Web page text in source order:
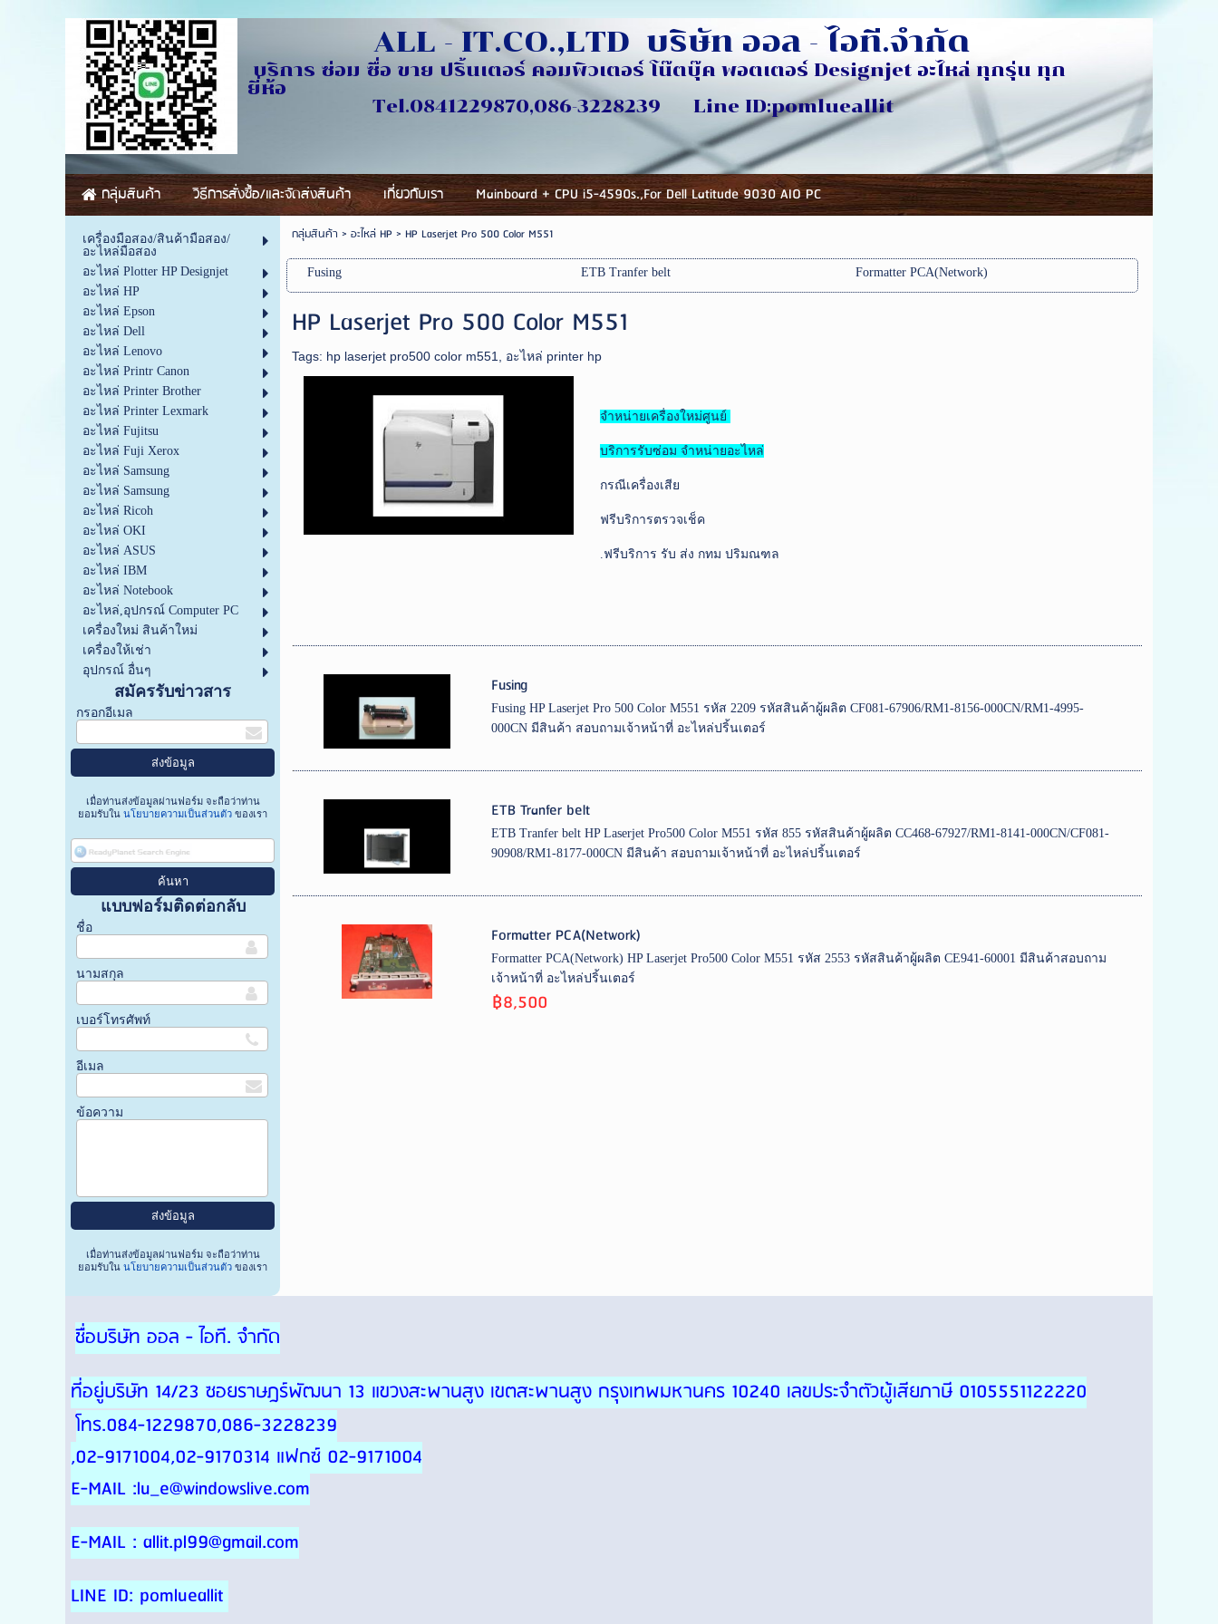
ALL - IT.CO.,LTD บริษัท ออล - ไอที.จำกัด
บริการ ซ่อม ซื่อ ขาย ปริ้นเตอร์ คอมพิวเตอร์ โน๊ตบุ๊ค พอตเตอร์ Designjet อะไหล่ ทุกรุ่น ทุก
ยี่ห้อ
Tel.0841229870,086-3228239 Line ID:pomlueallit
กลุ่มสินค้า วิธีการสั่งซื้อ/และจัดส่งสินค้า เกี่ยวกับเรา Mainboard + CPU i5-4590s.,For Dell Latitude 9030 AIO PC
เครื่องมือสอง/สินค้ามือสอง/
อะไหล่มือสอง
อะไหล่ Plotter HP Designjet
อะไหล่ HP
อะไหล่ Epson
อะไหล่ Dell
อะไหล่ Lenovo
อะไหล่ Printr Canon
อะไหล่ Printer Brother
อะไหล่ Printer Lexmark
อะไหล่ Fujitsu
อะไหล่ Fuji Xerox
อะไหล่ Samsung
อะไหล่ Samsung
อะไหล่ Ricoh
อะไหล่ OKI
อะไหล่ ASUS
อะไหล่ IBM
อะไหล่ Notebook
อะไหล่,อุปกรณ์ Computer PC
เครื่องใหม่ สินค้าใหม่
เครื่องให้เช่า
อุปกรณ์ อื่นๆ
สมัครรับข่าวสาร
กรอกอีเมล
เมื่อท่านส่งข้อมูลผ่านฟอร์ม จะถือว่าท่าน
ยอมรับใน นโยบายความเป็นส่วนตัวของเรา
แบบฟอร์มติดต่อกลับ
ชื่อ
นามสกุล
เบอร์โทรศัพท์
อีเมล
ข้อความ
เมื่อท่านส่งข้อมูลผ่านฟอร์ม จะถือว่าท่าน
ยอมรับใน นโยบายความเป็นส่วนตัวของเรา
กลุ่มสินค้า > อะไหล่ HP> HP Laserjet Pro 500 Color M551
Fusing ETB Tranfer belt Formatter PCA(Network)
HP Laserjet Pro 500 Color M551
Tags: hp laserjet pro500 color m551 อะไหล่ printer hp
จำหน่ายเครื่องใหม่ศูนย์
บริการรับซ่อม จำหน่ายอะไหล่
กรณีเครื่องเสีย
ฟรีบริการตรวจเช็ค
.ฟรีบริการ รับ ส่ง กทม ปริมณฑล
Fusing
Fusing HP Laserjet Pro 500 Color M551 รหัส 2209 รหัสสินค้าผู้ผลิต CF081-67906/RM1-8156-000CN/RM1-4995-
000CN มีสินค้า สอบถามเจ้าหน้าที่ อะไหล่ปริ้นเตอร์
ETB Tranfer belt
ETB Tranfer belt HP Laserjet Pro500 Color M551 รหัส 855 รหัสสินค้าผู้ผลิต CC468-67927/RM1-8141-000CN/CF081-
90908/RM1-8177-000CN มีสินค้า สอบถามเจ้าหน้าที่ อะไหล่ปริ้นเตอร์
Formatter PCA(Network)
Formatter PCA(Network) HP Laserjet Pro500 Color M551 รหัส 2553 รหัสสินค้าผู้ผลิต CE941-60001 มีสินค้าสอบถาม
เจ้าหน้าที่ อะไหล่ปริ้นเตอร์
฿8,500
ชื่อบริษัท ออล - ไอที. จำกัด
ที่อยู่บริษัท 14/23 ซอยราษฎร์พัฒนา 13 แขวงสะพานสูง เขตสะพานสูง กรุงเทพมหานคร 10240 เลขประจำตัวผู้เสียภาษี 0105551122220
โทร.084-1229870,086-3228239
,02-9171004,02-9170314 แฟกซ์ 02-9171004
E-MAIL :lu_e@windowslive.com
E-MAIL : allit.pl99@gmail.com
LINE ID: pomlueallit